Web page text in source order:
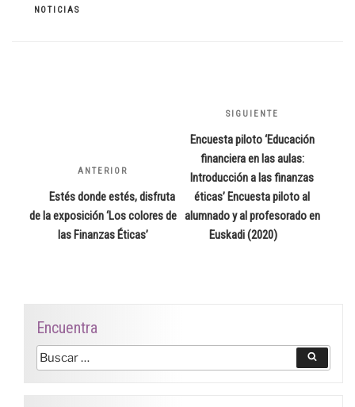
CATEGORÍAS
NOTICIAS
Entrada
anterior:
ANTERIOR
Estés donde estés, disfruta
de la exposición ‘Los colores de
las Finanzas Éticas’
Siguiente
entrada
SIGUIENTE
Encuesta piloto ‘Educación
financiera en las aulas:
Introducción a las finanzas
éticas’ Encuesta piloto al
alumnado y al profesorado en
Euskadi (2020)
Encuentra
Buscar
por: